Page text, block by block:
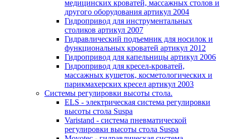
медицинских кроватей, массажных столов и
другого оборудования артикул 2004
Гидропривод для инструментальных
столиков артикул 2007
Гидравлический подъемник для носилок и
функциональных кроватей артикул 2012
Гидропривод для капельницы артикул 2006
Гидропривод для кресел-кроватей,
массажных кушеток, косметологических и
парикмахерских кресел артикул 2003
Системы регулировки высоты стола.
ELS - электрическая система регулировки
высоты стола Suspa
Varistand - система пневматической
регулировки высоты стола Suspa